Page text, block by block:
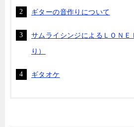
ギターの音作りについて
サムライシンジによるＬＯＮ
り）
ギタオケ